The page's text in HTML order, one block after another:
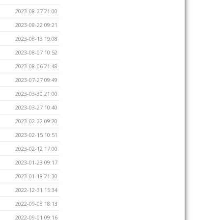
2023-08-27 21:00
2023-08-22 09:21
2023-08-13 19:08
2023-08-07 10:52
2023-08-06 21:48
2023-07-27 09:49
2023-03-30 21:00
2023-03-27 10:40
2023-02-22 09:20
2023-02-15 10:51
2023-02-12 17:00
2023-01-23 09:17
2023-01-18 21:30
2022-12-31 15:34
2022-09-08 18:13
2022-09-01 09:16